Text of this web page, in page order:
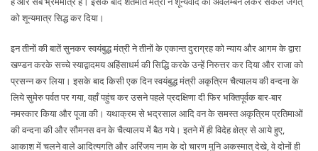
को शून्यमात्र सिद्ध कर दिया।
इन तीनों की बातें सुनकर स्वयंबुद्ध मंत्री ने तीनों के एकान्त दुराग्रह को न्याय और आगम के द्वारा
खण्डन करके सच्चे स्याद्वादमय अहिंसाधर्म की सिद्धि करके उन्हें निरुत्तर कर दिया और राजा को
प्रसन्न कर लिया। इसके बाद किसी एक दिन स्वयंबुद्ध मंत्री अकृत्रिम चैत्यालय की वन्दना के
लिये सुमेरु पर्वत पर गया, वहाँ पहुंच कर उसने पहले प्रदक्षिणा दी फिर भक्तिपूर्वक बार-बार
नमस्कार किया और पूजा की। यथाक्रम से भद्रसाल आदि वन के समस्त अकृत्रिम प्रतिमाओं
की वन्दना की और सौमनस वन के चैत्यालय में बैठ गये। इतने में ही विदेह क्षेत्र से आये हुए,
आकाश में चलने वाले आदित्यगति और अरिंजय नाम के दो चारण मुनि अकस्मात् देखे, वे दोनों ही